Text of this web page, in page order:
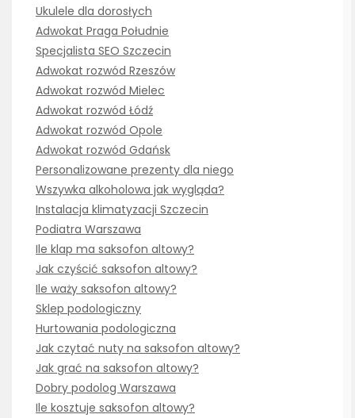
Ukulele dla dorosłych
Adwokat Praga Południe
Specjalista SEO Szczecin
Adwokat rozwód Rzeszów
Adwokat rozwód Mielec
Adwokat rozwód Łódź
Adwokat rozwód Opole
Adwokat rozwód Gdańsk
Personalizowane prezenty dla niego
Wszywka alkoholowa jak wygląda?
Instalacja klimatyzacji Szczecin
Podiatra Warszawa
Ile klap ma saksofon altowy?
Jak czyścić saksofon altowy?
Ile waży saksofon altowy?
Sklep podologiczny
Hurtowania podologiczna
Jak czytać nuty na saksofon altowy?
Jak grać na saksofon altowy?
Dobry podolog Warszawa
Ile kosztuje saksofon altowy?